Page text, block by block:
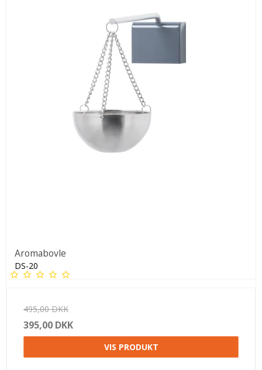
Aromabovle
DS-20
495,00 DKK
395,00 DKK
VIS PRODUKT